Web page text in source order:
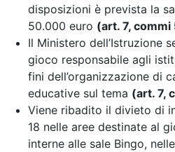
disposizioni è prevista la
50.000 euro (art. 7, commi
Il Ministero dell’Istruzione
gioco responsabile agli
fini dell’organizzazione di
educative sul tema (art. 7,
Viene ribadito il divieto di
18 nelle aree destinate al
interne alle sale Bingo,